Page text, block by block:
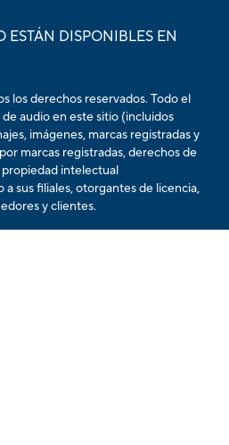
ESTÁN DISPONIBLES EN
los derechos reservados. Todo el
audio en este sitio (incluidos
imágenes, marcas registradas y
marcas registradas, derechos de
intelectual
sus filiales, otorgantes de licencia,
y clientes.